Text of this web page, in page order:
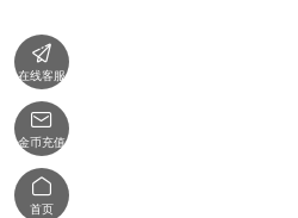

在线客服

金币充值

首页